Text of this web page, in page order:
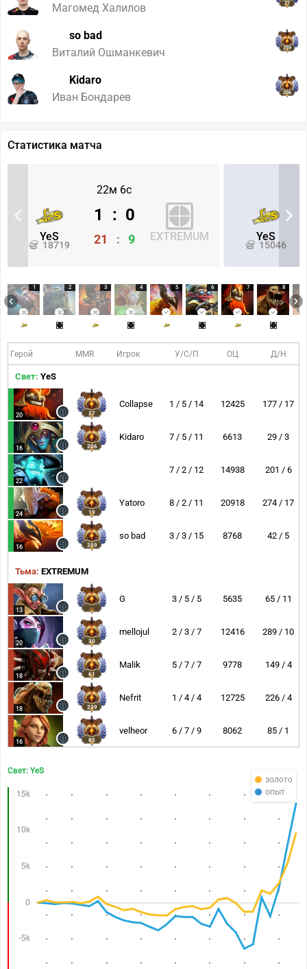
Магомед Халилов
27
so bad
Виталий Ошманкевич
259
Kidaro
Иван Бондарев
206
Статистика матча
22м 6с
YeS
18719
EXTREMUM
1 : 0
21 : 9 YeS
15046
1 2 3 4 5 6 7 8
Герой MMR Игрок У/С/П ОЦ Д/Н
Свет: YeS
20 27
Collapse 1 / 5 / 14 12425 177 / 17
16 206
Kidaro 7 / 5 / 11 6613 29 / 3
22
7 / 2 / 12 14938 201 / 6
24 19
Yatoro 8 / 2 / 11 20918 274 / 17
16 259
so bad 3 / 3 / 15 8768 42 / 5
Тьма: EXTREMUM
13
G 3 / 5 / 5 5635 65 / 11
20 30
mellojul 2 / 3 / 7 12416 289 / 10
18 61
Malik 5 / 7 / 7 9778 149 / 4
18 239
Nefrit 1 / 4 / 4 12725 226 / 4
16 85
velheor 6 / 7 / 9 8062 85 / 1
золото
опыт
Свет: YeS